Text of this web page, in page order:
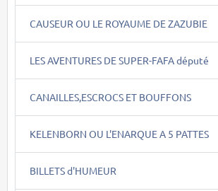
CAUSEUR OU LE ROYAUME DE ZAZUBIE
LES AVENTURES DE SUPER-FAFA député
CANAILLES,ESCROCS ET BOUFFONS
KELENBORN OU L'ENARQUE A 5 PATTES
BILLETS d'HUMEUR